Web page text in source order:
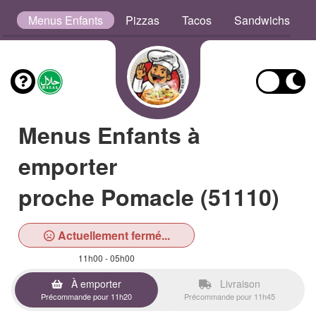
Menus Enfants Pizzas Tacos Sandwichs
Menus Enfants à
emporter
proche Pomacle (51110)
Actuellement fermé...
11h00 - 05h00
À emporter
Précommande pour 11h20
Livraison
Précommande pour 11h45